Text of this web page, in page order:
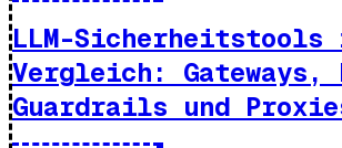
LLM-Sicherheitstools
Vergleich: Gateways,
Guardrails und